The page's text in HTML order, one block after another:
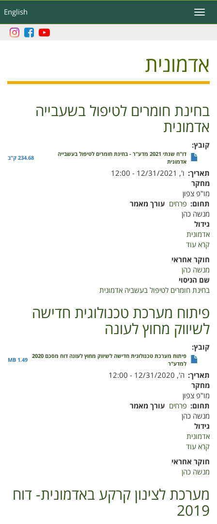
לתוכן
העיקרי
English
Toggle
navigation
אדמונית
בחינת חומרים לטיפול בשעבייה
אדמונית
קובץ
דו"ח שנתי 2021 מדע"ר - בחינת חומרים לטיפול בעשבייה
אדמונית
234.68 ק"ב
תאריך ו', 12/31/2021 - 12:00
מחקר
מו"פ צפון
תחום פרחים עורך מאמר
מנשה כהן
גידול
אדמונית
קרא עוד
חומרים
לטיפול
בשעבייה
אדמונית
חוקר אחראי
מנשה כהן
שם הניסוי
בחינת חומרים לטיפול בעשביה אדמונית
פיתוח מערכת טכנולוגית חדישה
לשיווק מחוץ לעונה
קובץ
פיתוח מערכת טכנולוגית חדישה לשיווק מחוץ לעונה דוח מסכם 2020
למדע"ר
1.49 MB
תאריך ה', 12/31/2020 - 12:00
מחקר
מו"פ צפון
תחום פרחים עורך מאמר
מנשה כהן
גידול
אדמונית
קרא עוד
מערכת
טכנולוגית
לשיווק
מחוץ
לעונה
חוקר אחראי
מנשה כהן
מערכת לצינון קרקע באדמונית- דוח
2019